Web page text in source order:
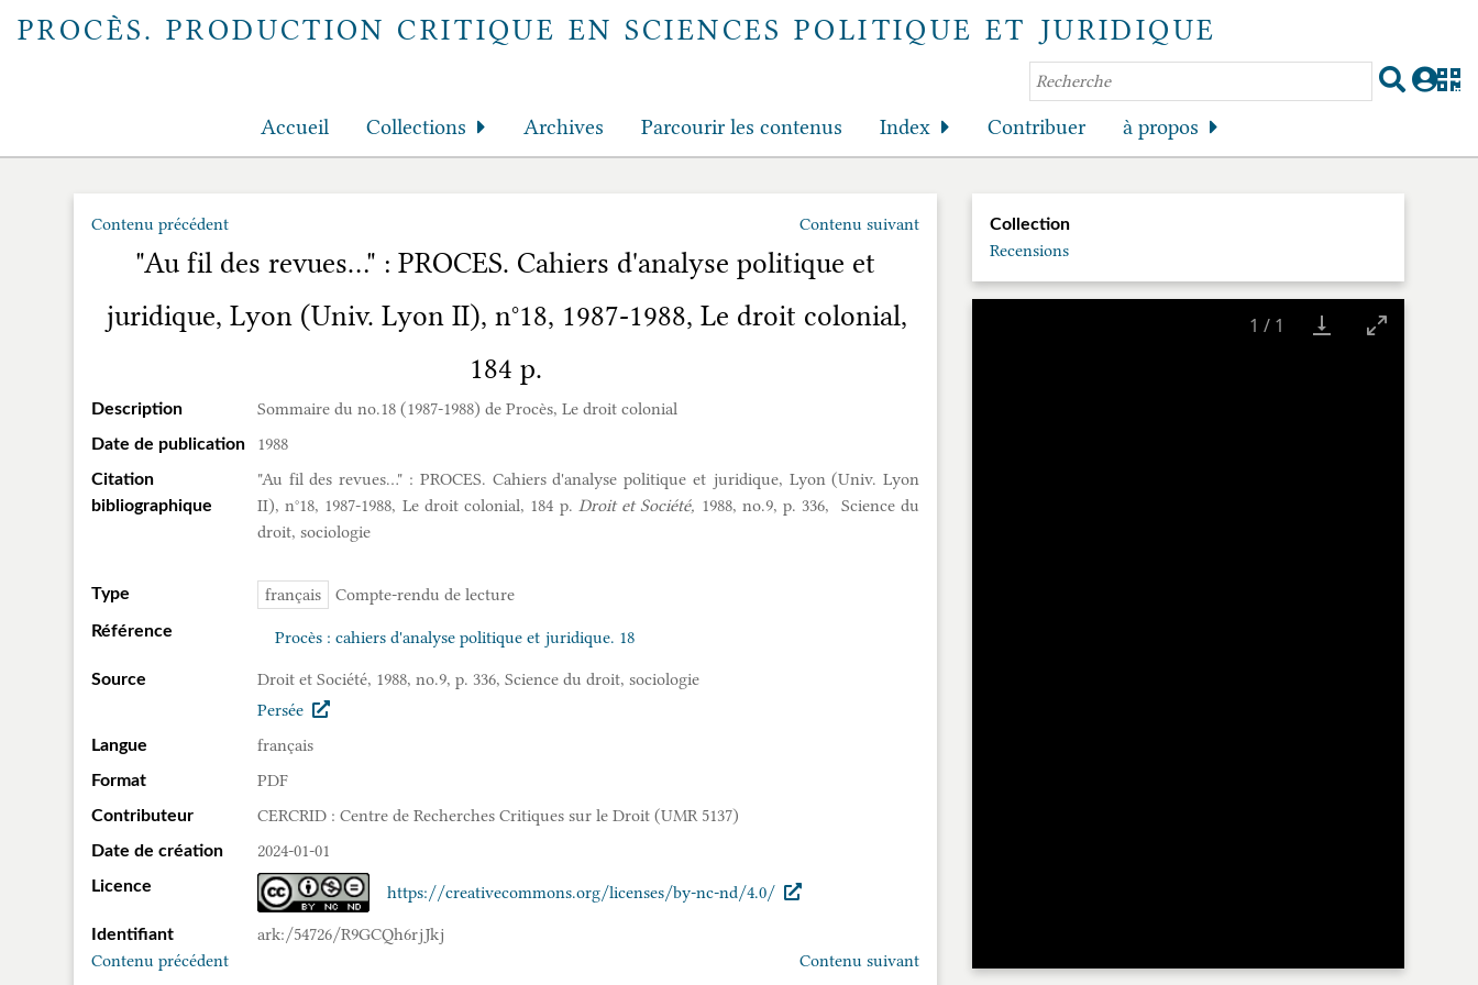
PROCÈS. PRODUCTION CRITIQUE EN SCIENCES POLITIQUE ET JURIDIQUE
Accueil Collections Archives Parcourir les contenus Index Contribuer à propos
Contenu précédent Contenu suivant
"Au fil des revues…" : PROCES. Cahiers d'analyse politique et
juridique, Lyon (Univ. Lyon II), n°18, 1987-1988, Le droit colonial,
184 p.
Description Sommaire du no.18 (1987-1988) de Procès, Le droit colonial
Date de publication 1988
Citation
bibliographique
"Au fil des revues…" : PROCES. Cahiers d'analyse politique et juridique, Lyon (Univ. Lyon
II), n°18, 1987-1988, Le droit colonial, 184 p. Droit et Société, 1988, no.9, p. 336, Science du
droit, sociologie
Type français Compte-rendu de lecture
Référence Procès : cahiers d'analyse politique et juridique. 18
Source
Droit et Société, 1988, no.9, p. 336, Science du droit, sociologie
Persée
Langue français
Format PDF
Contributeur CERCRID : Centre de Recherches Critiques sur le Droit (UMR 5137)
Date de création 2024-01-01
Licence https://creativecommons.org/licenses/by-nc-nd/4.0/
Identifiant
ark:/54726/R9GCQh6rjJkj
Contenu précédent
Contenu suivant
Collection
Recensions
1 / 1